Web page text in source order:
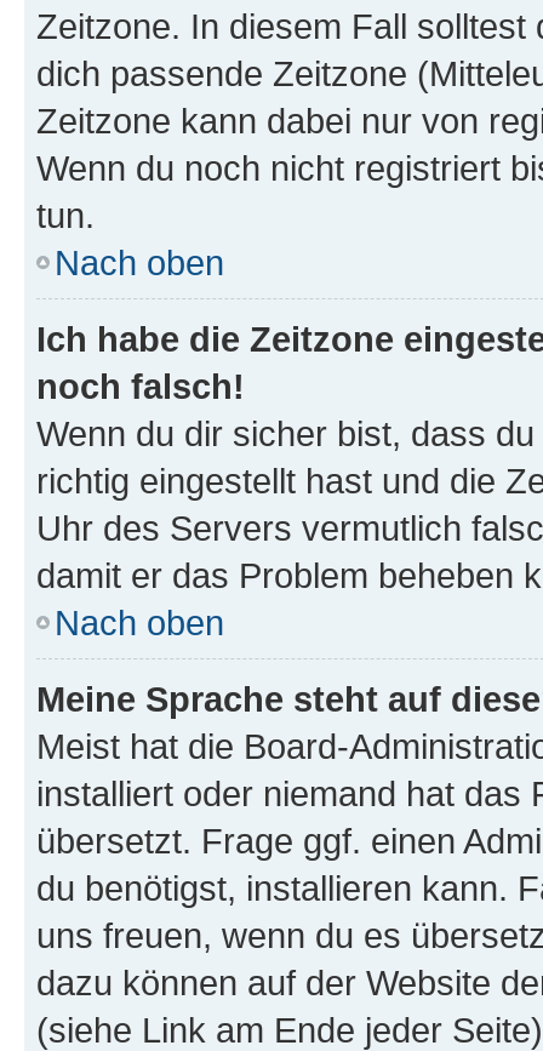
Zeitzone. In diesem Fall solltest
dich passende Zeitzone
Zeitzone kann dabei nur von
Wenn du noch nicht registriert
tun.
Nach oben
Ich habe die Zeitzone
noch falsch!
Wenn du dir sicher bist, dass
richtig eingestellt hast und die
Uhr des Servers vermutlich
damit er das Problem beheben
Nach oben
Meine Sprache steht auf
Meist hat die Board-
installiert oder niemand hat das
übersetzt. Frage ggf. einen
du benötigst, installieren kann.
uns freuen, wenn du es
dazu können auf der Website
(siehe Link am Ende jeder